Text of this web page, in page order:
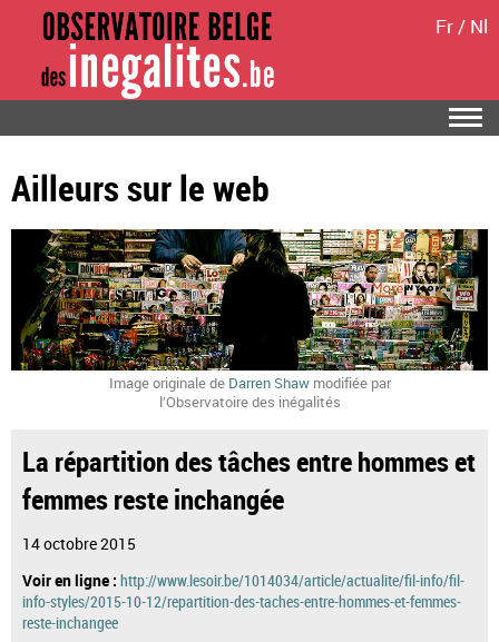
Fr/ Nl
Ailleurs sur le web
Image originale de Darren Shawmodifiée par
l’Observatoire des inégalités
La répartition des tâches entre hommes et
femmes reste inchangée
14 octobre 2015
Voir en ligne : http://www.lesoir.be/1014034/article/actualite/fil-info/fil-
info-styles/2015-10-12/repartition-des-taches-entre-hommes-et-femmes-
reste-inchangee